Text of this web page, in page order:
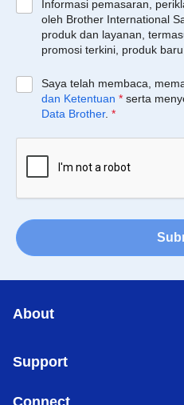
Informasi pemasaran,
oleh Brother International
produk dan layanan,
promosi terkini, produk
Saya telah membaca,
dan Ketentuan * serta
Data Brother. *
About
Support